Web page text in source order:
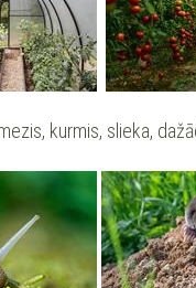
kurmis, slieka,